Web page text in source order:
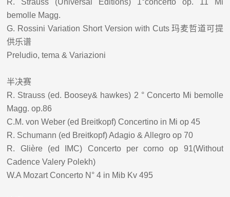
R. Strauss (Universal Editions) 1°concerto op. 11 Mi
bemolle Magg.
G. Rossini Variation Short Version with Cuts 玛麦哲道可提
供乐谱
Preludio, tema & Variazioni
半决赛
R. Strauss (ed. Boosey& hawkes) 2 ° Concerto Mi bemolle
Magg. op.86
C.M. von Weber (ed Breitkopf) Concertino in Mi op 45
R. Schumann (ed Breitkopf) Adagio & Allegro op 70
R. Glière (ed IMC) Concerto per corno op 91(Without
Cadence Valery Polekh)
W.A Mozart Concerto N° 4 in Mib Kv 495